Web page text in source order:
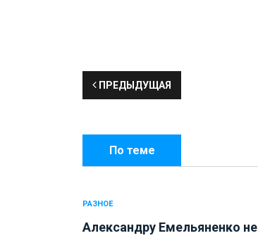
ПРЕДЫДУЩАЯ
По теме
РАЗНОЕ
Александру Емельяненко не